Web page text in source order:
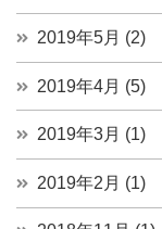
2019年5月 (2)
2019年4月 (5)
2019年3月 (1)
2019年2月 (1)